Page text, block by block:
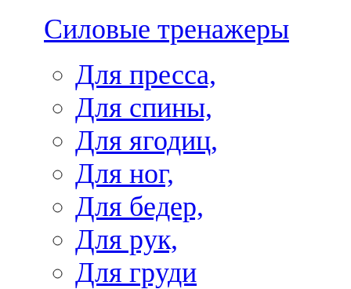
Силовые тренажеры
Для пресса,
Для спины,
Для ягодиц,
Для ног,
Для бедер,
Для рук,
Для груди